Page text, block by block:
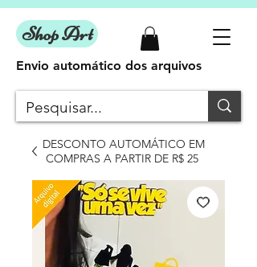
Shop Art
DESCONTO AUTOMÁTICO EM
COMPRAS A PARTIR DE R$ 25
Envio automático dos arquivos